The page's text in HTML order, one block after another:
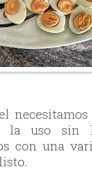
uso sin
con una